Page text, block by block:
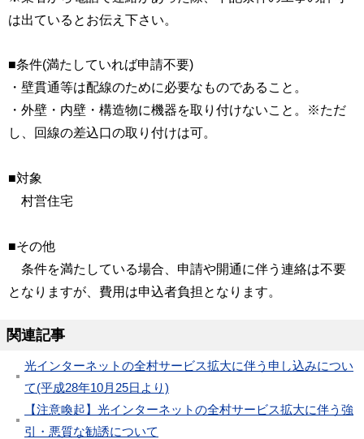
は出ているとお伝え下さい。
■条件(満たしていれば申請不要)
・壁貫通等は配線のために必要なものであること。
・外壁・内壁・構造物に機器を取り付けないこと。※ただ
し、回線の差込口の取り付けは可。
■対象
村営住宅
■その他
条件を満たしている場合、申請や開通に伴う連絡は不要
となりますが、費用は申込者負担となります。
関連記事
光インターネットの全村サービス拡大に伴う申し込みについ
て(平成28年10月25日より)
【注意喚起】光インターネットの全村サービス拡大に伴う強
引・悪質な勧誘について